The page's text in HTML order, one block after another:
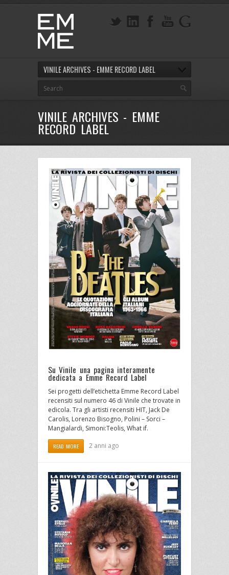
VINILE ARCHIVES - EMME RECORD LABEL
VINILE ARCHIVES - EMME
RECORD LABEL
Su Vinile una pagina interamente
dedicata a Emme Record Label
Sei progetti dell’etichetta Emme Record Label
recensiti sul numero 46 di Vinile che trovate in
edicola. Tra gli artisti recensiti HIT, Jack De
Carolis, Lorenzo Bisogno, Polini – Sorci –
Mangialardi, Simoni:Teolis, What if.
READ MORE 2 anni ago